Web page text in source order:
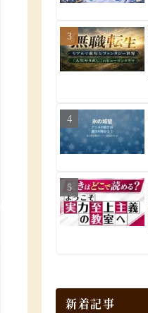
新着記事